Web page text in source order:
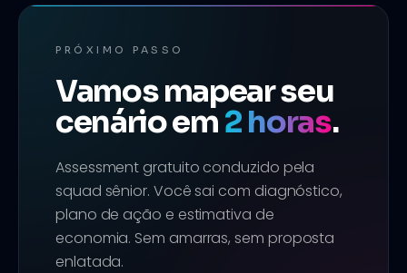
PRÓXIMO PASSO
Vamos mapear seu
cenário em2 horas.
Assessment gratuito conduzido pela
squad sênior. Você sai com diagnóstico,
plano de ação e estimativa de
economia. Sem amarras, sem proposta
enlatada.